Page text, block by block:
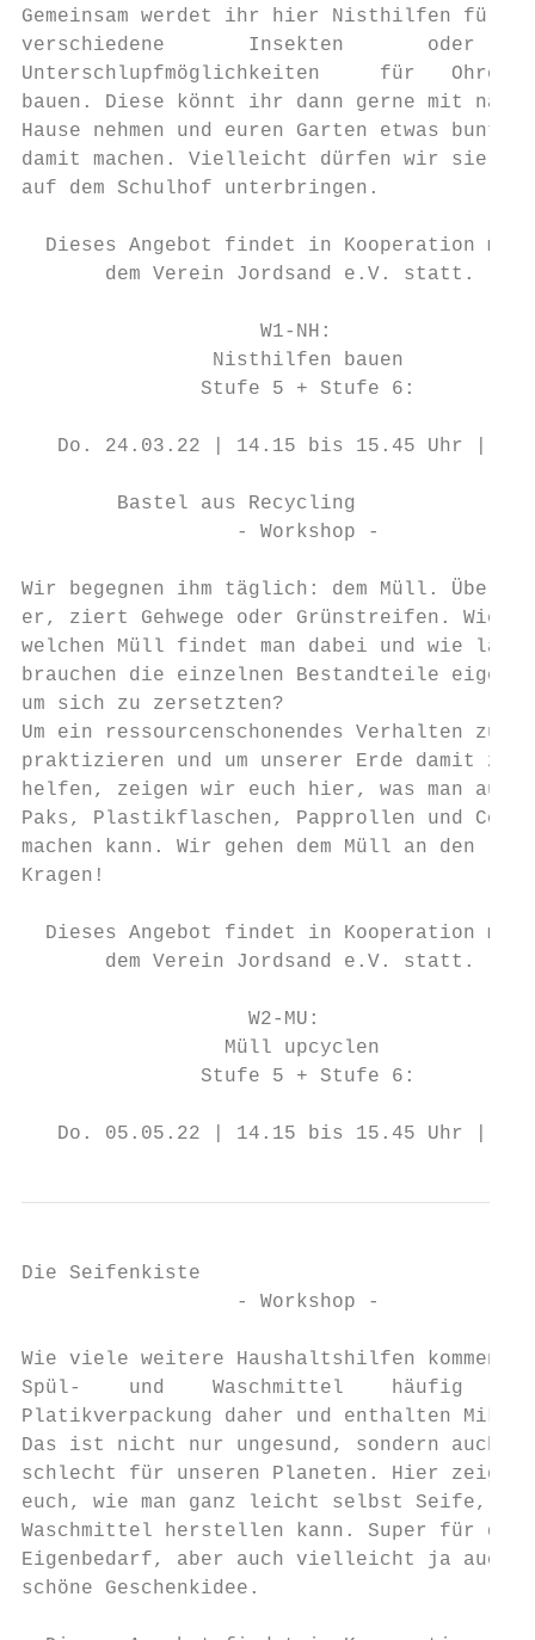
Gemeinsam werdet ihr hier Nisthilfen für
verschiedene       Insekten       oder
Unterschlupfmöglichkeiten     für
bauen. Diese könnt ihr dann gerne mit nach
Hause nehmen und euren Garten etwas bunter
damit machen. Vielleicht dürfen wir sie
auf dem Schulhof unterbringen.
  Dieses Angebot findet in Kooperation mit
       dem Verein Jordsand e.V. statt.
                    W1-NH:
                Nisthilfen bauen
               Stufe 5 + Stufe 6:
Do. 24.03.22 | 14.15 bis 15.45 Uhr |
        Bastel aus Recycling
                  - Workshop -
Wir begegnen ihm täglich: dem Müll.
er, ziert Gehwege oder Grünstreifen. Wie
welchen Müll findet man dabei und wie lange
brauchen die einzelnen Bestandteile
um sich zu zersetzten?
Um ein ressourcenschonendes Verhalten zu
praktizieren und um unserer Erde damit zu
helfen, zeigen wir euch hier, was man aus
Paks, Plastikflaschen, Papprollen und Co.
machen kann. Wir gehen dem Müll an den
Kragen!
  Dieses Angebot findet in Kooperation mit
       dem Verein Jordsand e.V. statt.
                   W2-MU:
                 Müll upcyclen
               Stufe 5 + Stufe 6:
Do. 05.05.22 | 14.15 bis 15.45 Uhr |
Die Seifenkiste
                  - Workshop -
Wie viele weitere Haushaltshilfen kommen
Spül-    und    Waschmittel    häufig
Platikverpackung daher und enthalten
Das ist nicht nur ungesund, sondern auch
schlecht für unseren Planeten. Hier zeigen
euch, wie man ganz leicht selbst Seife,
Waschmittel herstellen kann. Super für den
Eigenbedarf, aber auch vielleicht ja auch
schöne Geschenkidee.